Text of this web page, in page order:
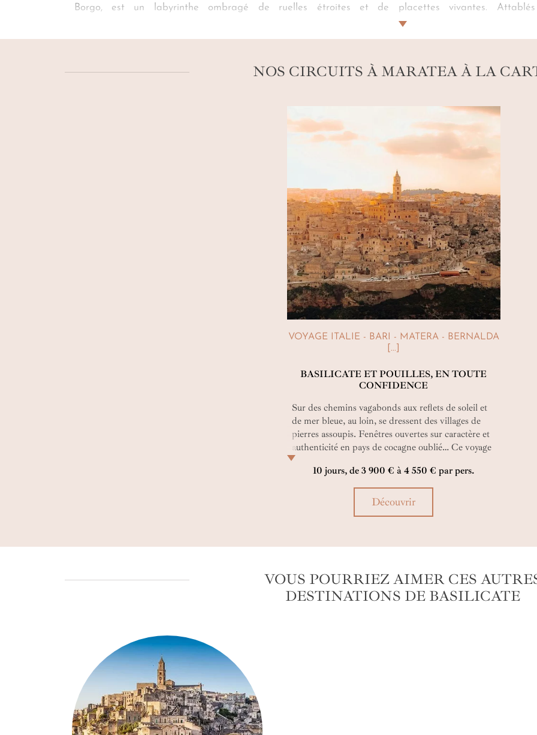
Borgo, est un labyrinthe ombragé de ruelles étroites et de placettes vivantes.
spaghettis alla marateota relevés au piment. Contemplez les maisons aux balcons en fer
NOS CIRCUITS À MARATEA À LA
VOYAGE ITALIE - BARI - MATERA - BERNALDA
[...]
BASILICATE ET POUILLES, EN TOUTE
CONFIDENCE
Sur des chemins vagabonds aux reflets de soleil et
de mer bleue, au loin, se dressent des villages de
pierres assoupis. Fenêtres ouvertes sur caractère et
authenticité en pays de cocagne oublié… Ce voyage
de luxe en Italie dans la Basilicate et les Pouilles,
c’est de l’élégance en échappée ! Et le soir, se lover
en amoureux dans des draps respirant le charme
d’adresses raffinées...
10 jours, de 3 900 € à 4 550 € par pers.
Découvrir
VOUS POURRIEZ AIMER CES
DESTINATIONS DE BASILICATE